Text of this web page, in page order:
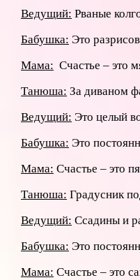
Ведущий: Рваные
Бабушка: Это
Мама: Счастье – это
Танюша: За диваном
Ведущий: Это целый
Бабушка: Это
Мама: Счастье – это
Танюша: Градусник
Ведущий: Ссадины и
Бабушка: Это
Мама: Счастье – это